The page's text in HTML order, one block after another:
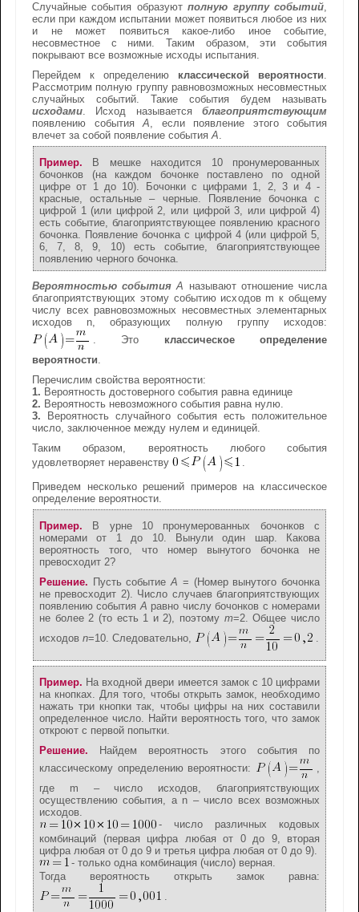
Случайные события образуютполную группу событий,
если при каждом испытании может появиться любое из них
и не может появиться какое-либо иное событие,
несовместное с ними. Таким образом, эти события
покрывают все возможные исходы испытания.
Перейдем к определению классической вероятности.
Рассмотрим полную группу равновозможных несовместных
случайных событий. Такие события будем называть
исходами. Исход называется благоприятствующим
появлению событияА, если появление этого события
влечет за собой появление событияА.
Пример. В мешке находится 10 пронумерованных
бочонков (на каждом бочонке поставлено по одной
цифре от 1 до 10). Бочонки с цифрами 1, 2, 3 и 4 -
красные, остальные – черные. Появление бочонка с
цифрой 1 (или цифрой 2, или цифрой 3, или цифрой 4)
есть событие, благоприятствующее появлению красного
бочонка. Появление бочонка с цифрой 4 (или цифрой 5,
6, 7, 8, 9, 10) есть событие, благоприятствующее
появлению черного бочонка.
Вероятностью события A называют отношение числа
благоприятствующих этому событию исходов m к общему
числу всех равновозможных несовместных элементарных
исходов n, образующих полную группу исходов:
. Это классическое определение
вероятности.
Перечислим свойства вероятности:
1. Вероятность достоверного события равна единице
2. Вероятность невозможного события равна нулю.
3. Вероятность случайного события есть положительное
число, заключенное между нулем и единицей.
Таким образом, вероятность любого события
удовлетворяет неравенству
Приведем несколько решений примеров на классическое
определение вероятности.
Пример. В урне 10 пронумерованных бочонков с
номерами от 1 до 10. Вынули один шар. Какова
вероятность того, что номер вынутого бочонка не
превосходит 2?
Решение. Пусть событиеА = (Номер вынутого бочонка
не превосходит 2). Число случаев благоприятствующих
появлению событияА равно числу бочонков с номерами
не более 2 (то есть 1 и 2), поэтому m=2. Общее число
исходов n=10. Следовательно, .
Пример. На входной двери имеется замок c 10 цифрами
на кнопках. Для того, чтобы открыть замок, необходимо
нажать три кнопки так, чтобы цифры на них составили
определенное число. Найти вероятность того, что замок
откроют с первой попытки.
Решение. Найдем вероятность этого события по
классическому определению вероятности:
,
где m – число исходов, благоприятствующих
осуществлению события, а n – число всех возможных
исходов.
- число различных кодовых
комбинаций (первая цифра любая от 0 до 9, вторая
цифра любая от 0 до 9 и третья цифра любая от 0 до 9).
- только одна комбинация (число) верная.
Тогда вероятность открыть замок равна:
.